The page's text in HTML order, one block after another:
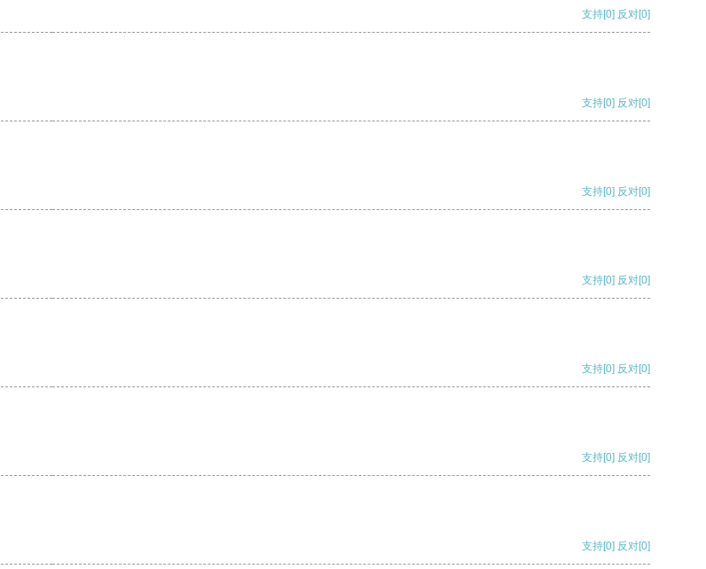
支持[0] 反对[0]
支持[0] 反对[0]
支持[0] 反对[0]
支持[0] 反对[0]
支持[0] 反对[0]
支持[0] 反对[0]
支持[0] 反对[0]